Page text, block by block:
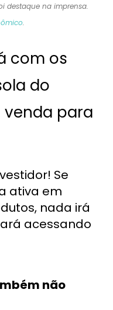
destaque na imprensa.
.
com os
do
venda para
Se
ativa em
nada irá
acessando
não